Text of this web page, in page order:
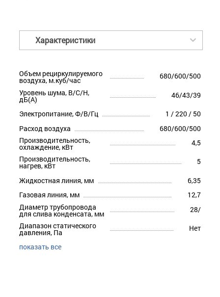
Характеристики
Объем рециркулируемого
воздуха, м.куб/час
680/600/500
Уровень шума, В/С/Н,
дБ(А) 46/43/39
Электропитание, Ф/В/Гц
1 / 220 / 50
Расход воздуха
680/600/500
Производительность,
охлаждение, кВт
4,5
Производительность,
нагрев, кВт 5
Жидкостная линия, мм
6,35
Газовая линия, мм
12,7
Диаметр трубопровода
для слива конденсата, мм
28/
Диапазон статического
давления, Па Нет
показать все